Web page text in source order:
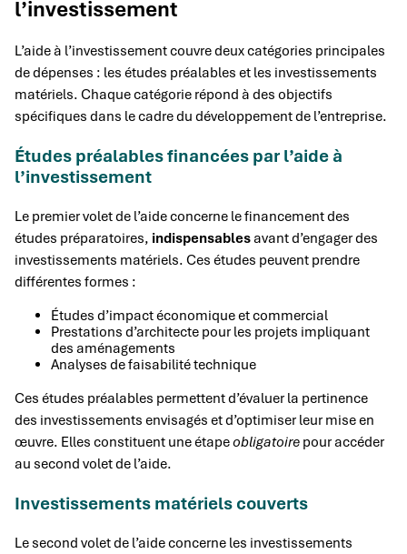
l’investissement
L’aide à l’investissement couvre deux catégories principales
de dépenses : les études préalables et les investissements
matériels. Chaque catégorie répond à des objectifs
spécifiques dans le cadre du développement de l’entreprise.
Études préalables financées par l’aide à
l’investissement
Le premier volet de l’aide concerne le financement des
études préparatoires, indispensablesavant d’engager des
investissements matériels. Ces études peuvent prendre
différentes formes :
Études d’impact économique et commercial
Prestations d’architecte pour les projets impliquant
des aménagements
Analyses de faisabilité technique
Ces études préalables permettent d’évaluer la pertinence
des investissements envisagés et d’optimiser leur mise en
œuvre. Elles constituent une étapeobligatoire pour accéder
au second volet de l’aide.
Investissements matériels couverts
Le second volet de l’aide concerne les investissements